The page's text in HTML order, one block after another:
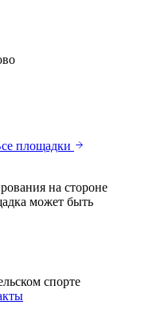
площадки
на стороне
может быть
спорте